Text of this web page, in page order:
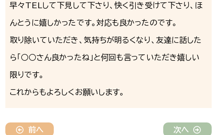
早々TELして下見して下さり、快く引き受けて下さり、ほ
んとうに嬉しかったです。対応も良かったのです。
取り除いていただき、気持ちが明るくなり、友達に話した
ら「○○さん良かったね」と何回も言っていただき嬉しい
限りです。
これからもよろしくお願いします。
前へ 次へ